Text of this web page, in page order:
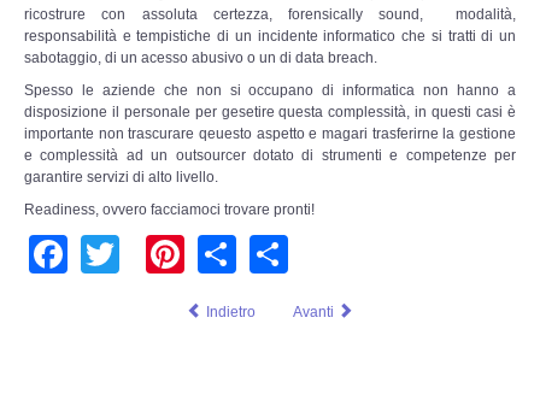
Vulnerability Assesment & Pen Test
BC & DR
Data Breach
A & C
ricostrure con assoluta certezza, forensically sound, modalità,
responsabilità e tempistiche di un incidente informatico che si tratti di un
sabotaggio, di un acesso abusivo o un di data breach.
Spesso le aziende che non si occupano di informatica non hanno a
disposizione il personale per gesetire questa complessità, in questi casi è
importante non trascurare qeuesto aspetto e magari trasferirne la gestione
e complessità ad un outsourcer dotato di strumenti e competenze per
garantire servizi di alto livello.
Readiness, ovvero facciamoci trovare pronti!
Facebook
TwitterPinterest
Share
Indietro Avanti